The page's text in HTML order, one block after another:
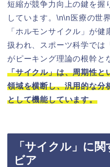
短縮が競争力向上の鍵を握
しています。\n\n医療の世
「ホルモンサイクル」が
扱われ、スポーツ科学では
がピーキング理論の根幹と
「サイクル」は、周期性と
領域を横断し、汎用的な分
として機能しています。
「サイクル」に
ビア